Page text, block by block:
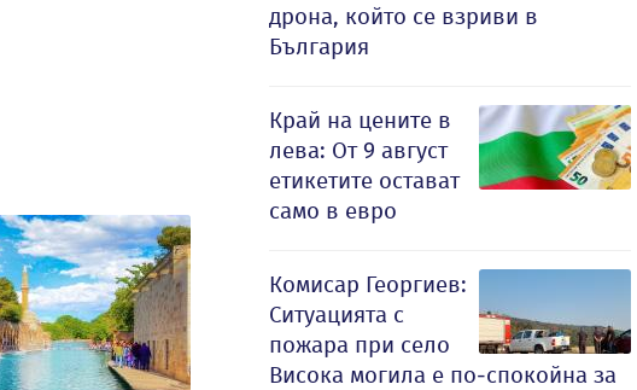
дрона, който се взриви в
България
Край на цените в
лева: От 9 август
етикетите остават
само в евро
Комисар Георгиев:
Ситуацията с
пожара при село
Висока могила е по-спокойна за